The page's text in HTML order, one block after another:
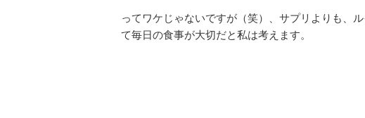
ってワケじゃないですが（笑）、サプリよりも、
て毎日の食事が大切だと私は考えます。